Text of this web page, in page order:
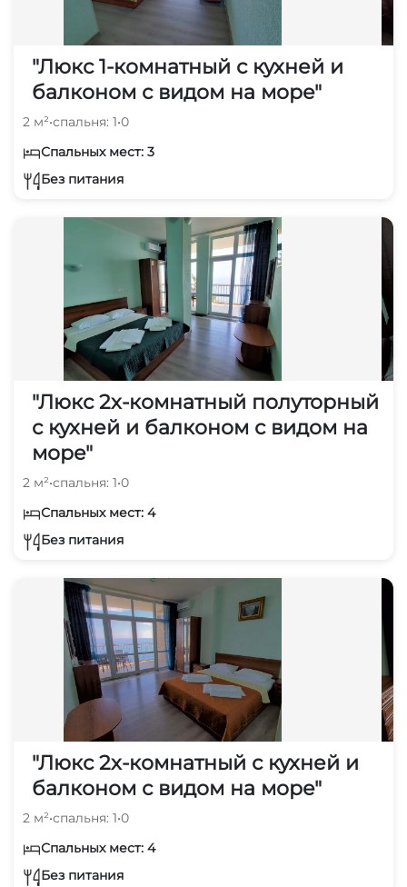
"Люкс 1-комнатный с кухней и
балконом с видом на море"
2 м²•спальня: 1•0
Спальных мест: 3
Без питания
"Люкс 2х-комнатный полуторный
с кухней и балконом с видом на
море"
2 м²•спальня: 1•0
Спальных мест: 4
Без питания
"Люкс 2х-комнатный с кухней и
балконом с видом на море"
2 м²•спальня: 1•0
Спальных мест: 4
Без питания